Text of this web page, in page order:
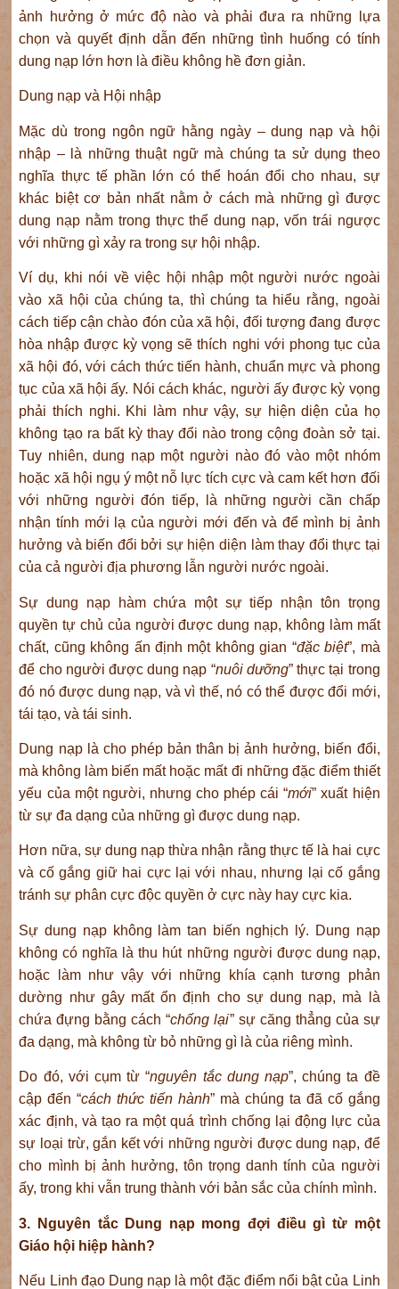
ảnh hưởng ở mức độ nào và phải đưa ra những lựa
chọn và quyết định dẫn đến những tình huống có tính
dung nạp lớn hơn là điều không hề đơn giản.
Dung nạp và Hội nhập
Mặc dù trong ngôn ngữ hằng ngày – dung nạp và hội
nhập – là những thuật ngữ mà chúng ta sử dụng theo
nghĩa thực tế phần lớn có thể hoán đổi cho nhau, sự
khác biệt cơ bản nhất nằm ở cách mà những gì được
dung nạp nằm trong thực thể dung nạp, vốn trái ngược
với những gì xảy ra trong sự hội nhập.
Ví dụ, khi nói về việc hội nhập một người nước ngoài
vào xã hội của chúng ta, thì chúng ta hiểu rằng, ngoài
cách tiếp cận chào đón của xã hội, đối tượng đang được
hòa nhập được kỳ vọng sẽ thích nghi với phong tục của
xã hội đó, với cách thức tiến hành, chuẩn mực và phong
tục của xã hội ấy. Nói cách khác, người ấy được kỳ vọng
phải thích nghi. Khi làm như vậy, sự hiện diện của họ
không tạo ra bất kỳ thay đổi nào trong cộng đoàn sở tại.
Tuy nhiên, dung nạp một người nào đó vào một nhóm
hoặc xã hội ngụ ý một nỗ lực tích cực và cam kết hơn đối
với những người đón tiếp, là những người cần chấp
nhận tính mới lạ của người mới đến và để mình bị ảnh
hưởng và biến đổi bởi sự hiện diện làm thay đổi thực tại
của cả người địa phương lẫn người nước ngoài.
Sự dung nạp hàm chứa một sự tiếp nhận tôn trọng
quyền tự chủ của người được dung nạp, không làm mất
chất, cũng không ấn định một không gian “đặc biệt”, mà
để cho người được dung nạp “nuôi dưỡng” thực tại trong
đó nó được dung nạp, và vì thế, nó có thể được đổi mới,
tái tạo, và tái sinh.
Dung nạp là cho phép bản thân bị ảnh hưởng, biến đổi,
mà không làm biến mất hoặc mất đi những đặc điểm thiết
yếu của một người, nhưng cho phép cái “mới” xuất hiện
từ sự đa dạng của những gì được dung nạp.
Hơn nữa, sự dung nạp thừa nhận rằng thực tế là hai cực
và cố gắng giữ hai cực lại với nhau, nhưng lại cố gắng
tránh sự phân cực độc quyền ở cực này hay cực kia.
Sự dung nạp không làm tan biến nghịch lý. Dung nạp
không có nghĩa là thu hút những người được dung nạp,
hoặc làm như vậy với những khía cạnh tương phản
dường như gây mất ổn định cho sự dung nạp, mà là
chứa đựng bằng cách “chống lại” sự căng thẳng của sự
đa dạng, mà không từ bỏ những gì là của riêng mình.
Do đó, với cụm từ “nguyên tắc dung nạp”, chúng ta đề
cập đến “cách thức tiến hành” mà chúng ta đã cố gắng
xác định, và tạo ra một quá trình chống lại động lực của
sự loại trừ, gắn kết với những người được dung nạp, để
cho mình bị ảnh hưởng, tôn trọng danh tính của người
ấy, trong khi vẫn trung thành với bản sắc của chính mình.
3. Nguyên tắc Dung nạp mong đợi điều gì từ một
Giáo hội hiệp hành?
Nếu Linh đạo Dung nạp là một đặc điểm nổi bật của Linh